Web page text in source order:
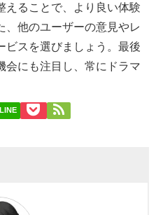
えることで、より良い体験
、他のユーザーの意見やレ
ビスを選びましょう。最後
会にも注目し、常にドラマ
LINE